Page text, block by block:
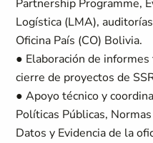
Partnership Programme,
Logística (LMA),
Oficina País (CO) Bolivia.
● Elaboración de
cierre de proyectos de
● Apoyo técnico y
Políticas Públicas,
Datos y Evidencia de la